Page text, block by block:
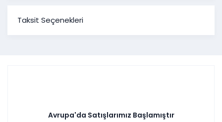
Ürün Ölçüleri
1*Şifonyer
Taksit Seçenekleri
Avrupa'da Satışlarımız Başlamıştır